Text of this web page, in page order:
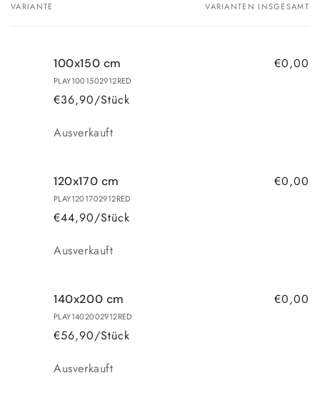
Dein
VARIANTE VARIANTEN INSGESAMT
100x150 cm
PLAY1001502912RED
€36,90/Stück
€0,00
Anzahl
Ausverkauft
120x170 cm
PLAY1201702912RED
€44,90/Stück
€0,00
Anzahl
Ausverkauft
140x200 cm
PLAY1402002912RED
€56,90/Stück
€0,00
Anzahl
Ausverkauft